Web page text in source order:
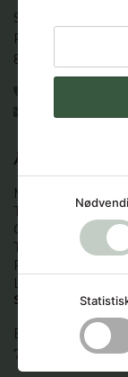
Studenternes Hus
Fredrik Nielsens
8000 Aarhus C
ÅBNINGSTIDER
Mandag:  9.00 -
Tirsdag:   9.00 -
Onsdag:  9.00 -
Torsdag:  9.00 -
Fredag:  9.00 -
Lør.-søn.: Lukket
STAKBOGLADEN
Birk Centerpark 5
7400 Herning